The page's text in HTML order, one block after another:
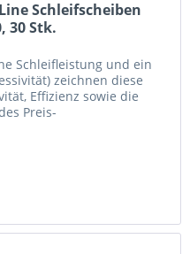
Schleifscheiben
30 Stk.
Schleifleistung und ein
zeichnen diese
Effizienz sowie die
Preis-